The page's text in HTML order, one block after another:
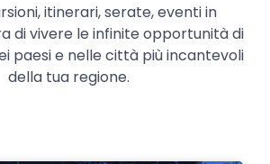
itinerari, serate, eventi in
di vivere le infinite opportunità di
paesi e nelle città più incantevoli
della tua regione.